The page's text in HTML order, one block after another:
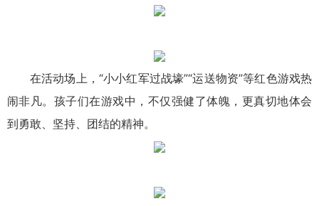
在活动场上，“小小红军过战壕”“运送物资”等红色游戏热
闹非凡。孩子们在游戏中，不仅强健了体魄，更真切地体会
到勇敢、坚持、团结的精神。